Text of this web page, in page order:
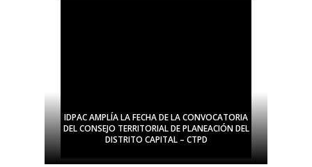
IDPAC AMPLÍA LA FECHA DE LA CONVOCATORIA
DEL CONSEJO TERRITORIAL DE PLANEACIÓN DEL
DISTRITO CAPITAL – CTPD